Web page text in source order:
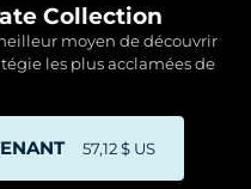
Collection
moyen de découvrir
les plus acclamées de
57,12 $ US